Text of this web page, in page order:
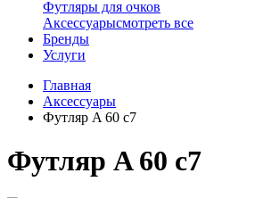
Футляры для очков
Аксессуарысмотреть все
Бренды
Услуги
Главная
Аксессуары
Футляр A 60 c7
Футляр A 60 c7